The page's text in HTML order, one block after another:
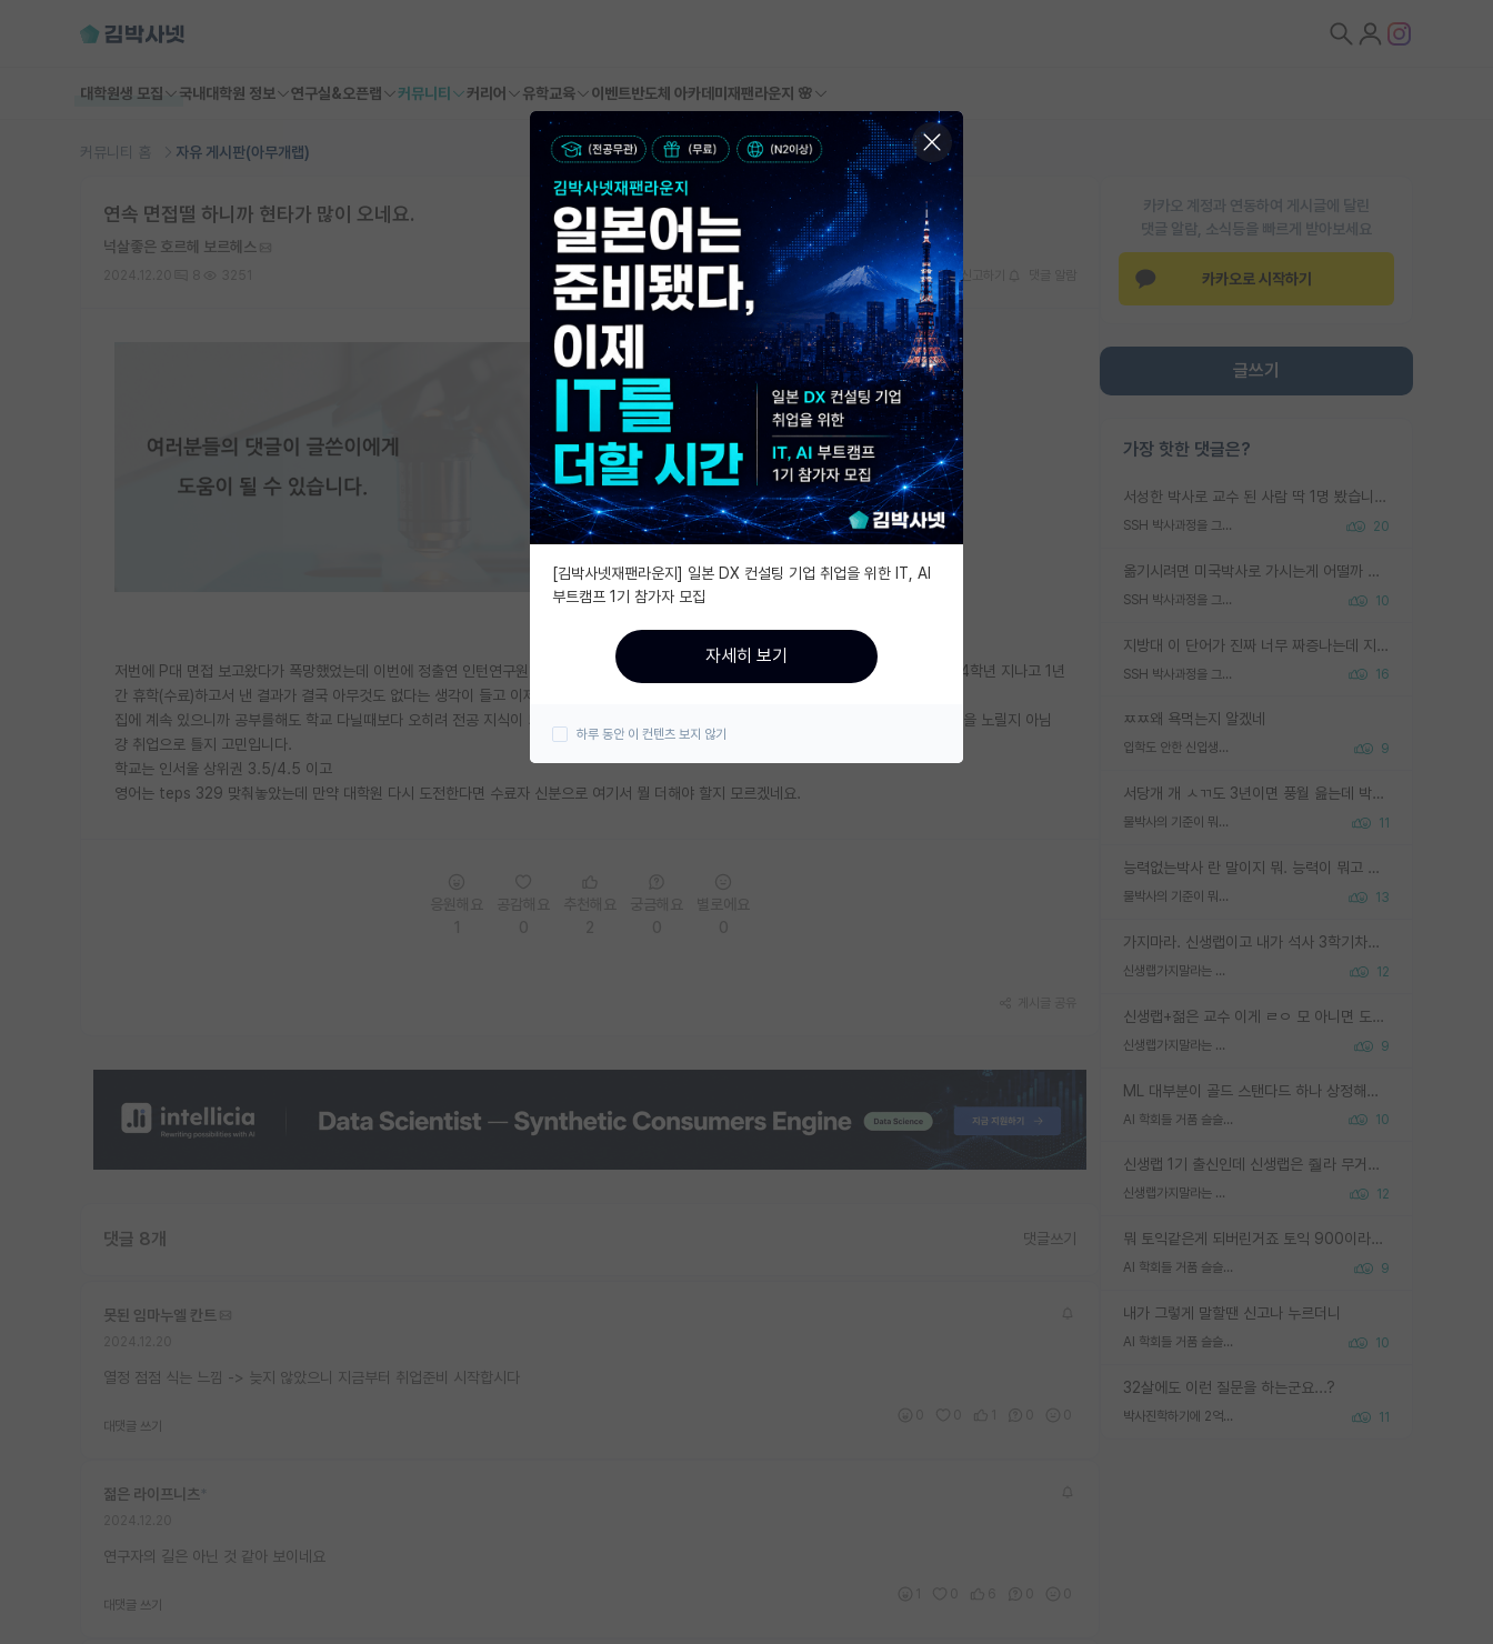
대학원생 모집 국내대학원 정보 연구실&오픈랩 커뮤니티 커리어 유학교육 이벤트반도체 아카데미 재팬라운지 🌸
커뮤니티 홈 자유 게시판(아무개랩)
카카오 계정과 연동하여 게시글에 달린
댓글 알람, 소식등을 빠르게 받아보세요
카카오로 시작하기
글쓰기
가장 핫한 댓글은?
서성한 박사로 교수 된 사람 딱 1명 봤습니다. 근데 지방대 박사로 교수된 거는 기적이 일어나야되요. 서성한 학부부터여도 빡센게 교수임용일텐데 지방대박사로 무슨 교수가 되나요...... 중소기업/중견기업 팀장급/연구소장급이나 될거 같네요.
SSH 박사과정을 그만두고 지방대 박사로 옮기면 교수의 꿈은 끝일까요? 20
옮기시려면 미국박사로 가시는게 어떨까 싶네요. 교수가 꿈이면 미국박사 하고 미국교수 까지 같이 노리시는게 기회가 많지 않을까요?
SSH 박사과정을 그만두고 지방대 박사로 옮기면 교수의 꿈은 끝일까요? 10
지방대 이 단어가 진짜 너무 짜증나는데 지방대면 다 그냥 쓰레기인가요? 무슨 말 같지도 않은 댓글들이 있는건지??? 지방에도 충분히 좋은 대학 많고 충분히 잘하는 교수님들 많습니다 포항공대 4개 IST 대표 지거국들 여기 모두 다 지방에 있고 여기 출신들 중에 교수하는 분들 적지 않습니다 지거국 출신이 무슨 교수를 하냐?라고 생각할 사람들 많은데 상위 대표 지거국에 아웃라이어들 많습니다 결국 개인의 연구역량과 실적이 중요합니다 이 역량을 펼치는데 있어서 지도교수와의 합도 중요합니다. 그리고 경력이 필요하면 해외포닥까지 다녀오세요
SSH 박사과정을 그만두고 지방대 박사로 옮기면 교수의 꿈은 끝일까요? 16
ㅉㅉ왜 욕먹는지 알겠네
입학도 안한 신입생이 원래 관심을 받나요 9
서당개 개 ㅅㄲ도 3년이면 풍월 읊는데 박사 5년 이상 대리고 있으면서 물된건 교수 탓 맞는ㄱ게 거기가 서당이 아니란 소리임
물박사의 기준이 뭐임? 11
능력없는박사 란 말이지 뭐. 능력이 뭐고 능력이 있다는게 뭔지는 사람마다 기준이 다르니까 얘기해봐야 서로 자기 기준만 얘기해서 논쟁이 끝이 안나고. 주위에서 능력있고 야심있는 신입생이 교수가 유의미한 피드백을 아예 안주면서 제대로된 과제에 참여해볼 기회도 제공하지 않고 잡일 뺑뺑이만 돌려서 맨날 단순작업만 하면서 밤새다가 눈빛이 점점 죽어가는걸 본 사람은 물박사는 교수탓이라고 하고, 교수는 이것저것 알려도 주고 기회도 주고 사수 동기 붙여주면서 어떻게든 끌고가려고 하는데 본인이 매일 뺀질거리면서 출근 하는둥마는둥 하다가 기껏 와서도 폰이나 쳐다보다가 실험 망치고 저녁약속있어서 먼저 가볼게요~ 하는걸 본 사람은 물박사는 본인탓이라고 함.
물박사의 기준이 뭐임? 13
가지마라. 신생랩이고 내가 석사 3학기차인데 최고참인데 나도 아무것도 모르는데 교수가 후배들 왜 논문 교육 안시키냐. 논문 왜 안 써오냐 닦달한다
신생랩가지말라는 이유가 있었구나 12
신생랩+젊은 교수 이게 ㄹㅇ 모 아니면 도인듯.
신생랩가지말라는 이유가 있었구나 9
ML 대부분이 골드 스탠다드 하나 상정해놓고 (벤치마크 데이터셋이 여러 개면 여러 개 상정) 그거 얼마나 잘 맞추나 싸움임 가끔 번뜩이는 설계 철학을 보여주는 논문들도 있지만 대부분 그거 성적 얼마나 더 올리느라에 혈안이 되어 있는 측면이 잇음
AI 학회들 거품 슬슬 지적이 나오네요 10
신생랩 1기 출신인데 신생랩은 줠라 무거운 바벨 같은거임. 들면 대박인데 못들면 깔려 죽음. 아무도 알려주지 않는 환경에서 자생해야하지만, 일단 살아남았다면 그 어떤 사람보다 악착같고 생존력 높은 사람으로 거듭날 수 있음
신생랩가지말라는 이유가 있었구나 12
뭐 토익같은게 되버린거죠 토익 900이라고 영어잘하는건 아닙니다만 잘하는사람은 다 900을 넘는 그런
AI 학회들 거품 슬슬 지적이 나오네요 9
내가 그렇게 말할땐 신고나 누르더니
AI 학회들 거품 슬슬 지적이 나오네요 10
32살에도 이런 질문을 하는군요...?
박사진학하기에 2억은 괜찮은 (?) 정도의 경제력인가요 11
연속 면접떨 하니까 현타가 많이 오네요.
넉살좋은 호르헤 보르헤스
스크랩 신고하기
저번에 P대 면접 보고왔다가 폭망했었는데 이번에 정출연 인턴연구원? 뽑는다 해서 거기도 지원했지만 결국 구거도 면접떨 당했어요. 대학교 4학년 지나고 1년
간 휴학(수료)하고서 낸 결과가 결국 아무것도 없다는 생각이 들고 이제부터 뭘해야할지 모르겠네요.
집에 계속 있으니까 공부를해도 학교 다닐때보다 오히려 전공 지식이 퇴화하는 느낌이고 열정도 점점 식는 느낌이라 대학원을 내년 2학기 입학을 노릴지 아님
걍 취업으로 틀지 고민입니다.
학교는 인서울 상위권 3.5/4.5 이고
영어는 teps 329 맞춰놓았는데 만약 대학원 다시 도전한다면 수료자 신분으로 여기서 뭘 더해야 할지 모르겠네요.
댓글 8개 댓글쓰기
못된 임마누엘 칸트
열정 점점 식는 느낌 -> 늦지 않았으니 지금부터 취업준비 시작합시다
대댓글 쓰기
젊은 라이프니츠
연구자의 길은 아닌 것 같아 보이네요
대댓글 쓰기
[김박사넷재팬라운지] 일본 DX 컨설팅 기업 취업을 위한 IT, AI
부트캠프 1기 참가자 모집
자세히 보기
하루 동안 이 컨텐츠 보지 않기